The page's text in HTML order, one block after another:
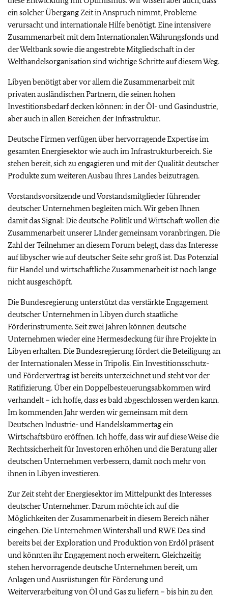
ein solcher Übergang Zeit in Anspruch nimmt, Probleme
verursacht und internationale Hilfe benötigt. Eine intensivere
Zusammenarbeit mit dem Internationalen Währungsfonds und
der Weltbank sowie die angestrebte Mitgliedschaft in der
Welthandelsorganisation sind wichtige Schritte auf diesem Weg.
Libyen benötigt aber vor allem die Zusammenarbeit mit
privaten ausländischen Partnern, die seinen hohen
Investitionsbedarf decken können: in der Öl- und Gasindustrie,
aber auch in allen Bereichen der Infrastruktur.
Deutsche Firmen verfügen über hervorragende Expertise im
gesamten Energiesektor wie auch im Infrastrukturbereich. Sie
stehen bereit, sich zu engagieren und mit der Qualität deutscher
Produkte zum weiteren Ausbau Ihres Landes beizutragen.
Vorstandsvorsitzende und Vorstandsmitglieder führender
deutscher Unternehmen begleiten mich. Wir geben Ihnen
damit das Signal: Die deutsche Politik und Wirtschaft wollen die
Zusammenarbeit unserer Länder gemeinsam voranbringen. Die
Zahl der Teilnehmer an diesem Forum belegt, dass das Interesse
auf libyscher wie auf deutscher Seite sehr groß ist. Das Potenzial
für Handel und wirtschaftliche Zusammenarbeit ist noch lange
nicht ausgeschöpft.
Die Bundesregierung unterstützt das verstärkte Engagement
deutscher Unternehmen in Libyen durch staatliche
Förderinstrumente. Seit zwei Jahren können deutsche
Unternehmen wieder eine Hermesdeckung für ihre Projekte in
Libyen erhalten. Die Bundesregierung fördert die Beteiligung an
der Internationalen Messe in Tripolis. Ein Investitionsschutz-
und Fördervertrag ist bereits unterzeichnet und steht vor der
Ratifizierung. Über ein Doppelbesteuerungsabkommen wird
verhandelt – ich hoffe, dass es bald abgeschlossen werden kann.
Im kommenden Jahr werden wir gemeinsam mit dem
Deutschen Industrie- und Handelskammertag ein
Wirtschaftsbüro eröffnen. Ich hoffe, dass wir auf diese Weise die
Rechtssicherheit für Investoren erhöhen und die Beratung aller
deutschen Unternehmen verbessern, damit noch mehr von
ihnen in Libyen investieren.
Zur Zeit steht der Energiesektor im Mittelpunkt des Interesses
deutscher Unternehmer. Darum möchte ich auf die
Möglichkeiten der Zusammenarbeit in diesem Bereich näher
eingehen. Die Unternehmen Wintershall und RWE Dea sind
bereits bei der Exploration und Produktion von Erdöl präsent
und könnten ihr Engagement noch erweitern. Gleichzeitig
stehen hervorragende deutsche Unternehmen bereit, um
Anlagen und Ausrüstungen für Förderung und
Weiterverarbeitung von Öl und Gas zu liefern – bis hin zu den